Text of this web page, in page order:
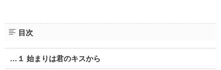
目次
…１ 始まりは君のキスから